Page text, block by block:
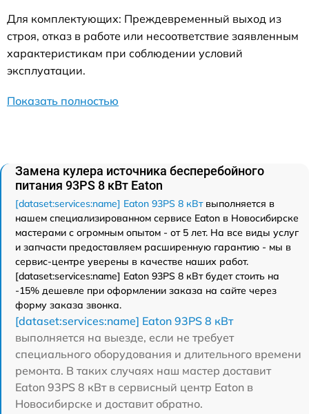
Для комплектующих: Преждевременный выход из
строя, отказ в работе или несоответствие заявленным
характеристикам при соблюдении условий
эксплуатации.
Показать полностью
Замена кулера источника бесперебойного
питания 93PS 8 кВт Eaton
[dataset:services:name] Eaton 93PS 8 кВтвыполняется в
нашем специализированном сервисе Eaton в Новосибирске
мастерами с огромным опытом - от 5 лет. На все виды услуг
и запчасти предоставляем расширенную гарантию - мы в
сервис-центре уверены в качестве наших работ.
[dataset:services:name] Eaton 93PS 8 кВт будет стоить на
-15% дешевле при оформлении заказа на сайте через
форму заказа звонка.
[dataset:services:name] Eaton 93PS 8 кВт
выполняется на выезде, если не требует
специального оборудования и длительного времени
ремонта. В таких случаях наш мастер доставит
Eaton 93PS 8 кВт в сервисный центр Eaton в
Новосибирске и доставит обратно.